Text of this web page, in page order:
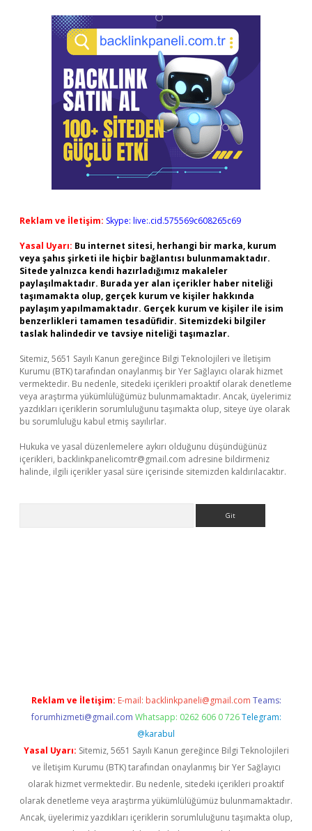
Reklam ve İletişim: Skype: live:.cid.575569c608265c69
Yasal Uyarı: Bu internet sitesi, herhangi bir marka, kurum
veya şahıs şirketi ile hiçbir bağlantısı bulunmamaktadır.
Sitede yalnızca kendi hazırladığımız makaleler
paylaşılmaktadır. Burada yer alan içerikler haber niteliği
taşımamakta olup, gerçek kurum ve kişiler hakkında
paylaşım yapılmamaktadır. Gerçek kurum ve kişiler ile isim
benzerlikleri tamamen tesadüfidir. Sitemizdeki bilgiler
taslak halindedir ve tavsiye niteliği taşımazlar.
Sitemiz, 5651 Sayılı Kanun gereğince Bilgi Teknolojileri ve İletişim
Kurumu (BTK) tarafından onaylanmış bir Yer Sağlayıcı olarak hizmet
vermektedir. Bu nedenle, sitedeki içerikleri proaktif olarak denetleme
veya araştırma yükümlülüğümüz bulunmamaktadır. Ancak, üyelerimiz
yazdıkları içeriklerin sorumluluğunu taşımakta olup, siteye üye olarak
bu sorumluluğu kabul etmiş sayılırlar.
Hukuka ve yasal düzenlemelere aykırı olduğunu düşündüğünüz
içerikleri, backlinkpanelicomtr@gmail.com adresine bildirmeniz
halinde, ilgili içerikler yasal süre içerisinde sitemizden kaldırılacaktır.
Reklam ve İletişim: E-mail: backlinkpaneli@gmail.com Teams:
forumhizmeti@gmail.com Whatsapp: 0262 606 0 726 Telegram:
@karabul
Yasal Uyarı: Sitemiz, 5651 Sayılı Kanun gereğince Bilgi Teknolojileri
ve İletişim Kurumu (BTK) tarafından onaylanmış bir Yer Sağlayıcı
olarak hizmet vermektedir. Bu nedenle, sitedeki içerikleri proaktif
olarak denetleme veya araştırma yükümlülüğümüz bulunmamaktadır.
Ancak, üyelerimiz yazdıkları içeriklerin sorumluluğunu taşımakta olup,